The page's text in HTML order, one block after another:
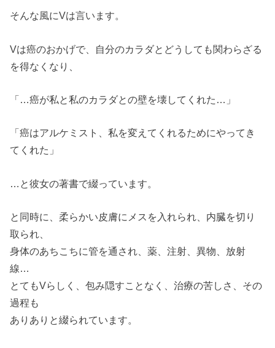
そんな風にVは言います。
Vは癌のおかげで、 自分のカラダとどうしても関わらざる
を得なくなり、
「…癌が私と私のカラダとの壁を壊してくれた…」
「癌はアルケミスト、私を変えてくれるためにやってき
てくれた」
…と彼女の著書で綴っています。
と同時に、柔らかい皮膚にメスを入れられ、 内臓を切り
取られ、
身体のあちこちに管を通され、薬、注射、異物、放射
線…
とてもVらしく、包み隠すことなく、治療の苦しさ、その
過程も
ありありと綴られています。